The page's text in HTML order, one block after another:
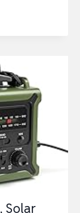
Solar